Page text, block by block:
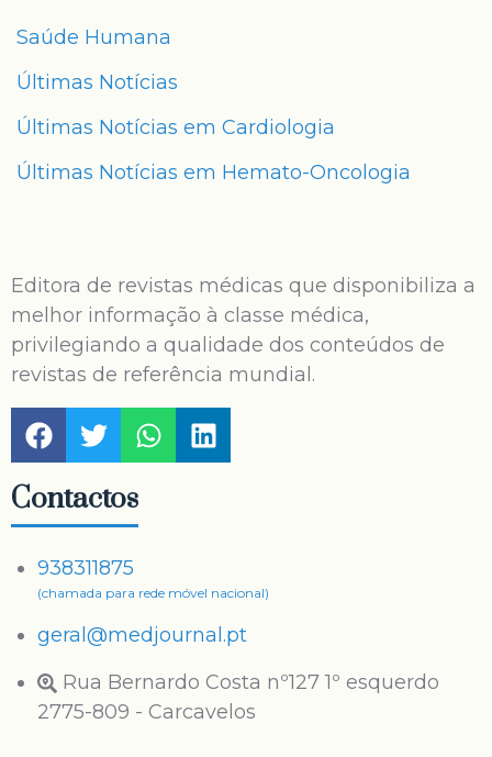
Saúde Humana
Últimas Notícias
Últimas Notícias em Cardiologia
Últimas Notícias em Hemato-Oncologia
Editora de revistas médicas que disponibiliza a
melhor informação à classe médica,
privilegiando a qualidade dos conteúdos de
revistas de referência mundial.
Contactos
938311875
(chamada para rede móvel nacional)
geral@medjournal.pt
Rua Bernardo Costa nº127 1º esquerdo
2775-809 - Carcavelos